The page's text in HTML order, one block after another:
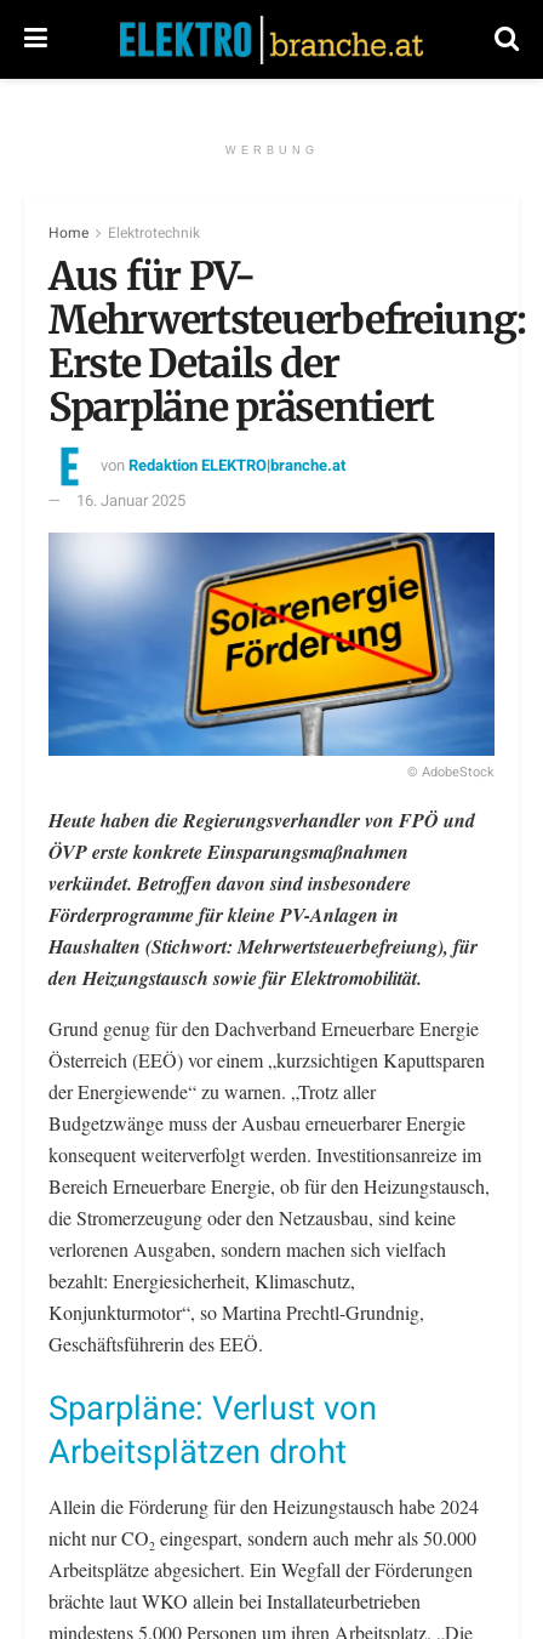
WERBUNG
Home Elektrotechnik
Aus für PV-
Mehrwertsteuerbefreiung:
Erste Details der
Sparpläne präsentiert
vonRedaktion ELEKTRO|branche.at
16. Januar 2025
© AdobeStock
Heute haben die Regierungsverhandler von FPÖ und
ÖVP erste konkrete Einsparungsmaßnahmen
verkündet. Betroffen davon sind insbesondere
Förderprogramme für kleine PV-Anlagen in
Haushalten (Stichwort: Mehrwertsteuerbefreiung), für
den Heizungstausch sowie für Elektromobilität.
Grund genug für den Dachverband Erneuerbare Energie
Österreich (EEÖ) vor einem „kurzsichtigen Kaputtsparen
der Energiewende“ zu warnen. „Trotz aller
Budgetzwänge muss der Ausbau erneuerbarer Energie
konsequent weiterverfolgt werden. Investitionsanreize im
Bereich Erneuerbare Energie, ob für den Heizungstausch,
die Stromerzeugung oder den Netzausbau, sind keine
verlorenen Ausgaben, sondern machen sich vielfach
bezahlt: Energiesicherheit, Klimaschutz,
Konjunkturmotor“, so Martina Prechtl-Grundnig,
Geschäftsführerin des EEÖ.
Sparpläne: Verlust von
Arbeitsplätzen droht
Allein die Förderung für den Heizungstausch habe 2024
nicht nur CO2 eingespart, sondern auch mehr als 50.000
Arbeitsplätze abgesichert. Ein Wegfall der Förderungen
brächte laut WKO allein bei Installateurbetrieben
mindestens 5.000 Personen um ihren Arbeitsplatz. „Die